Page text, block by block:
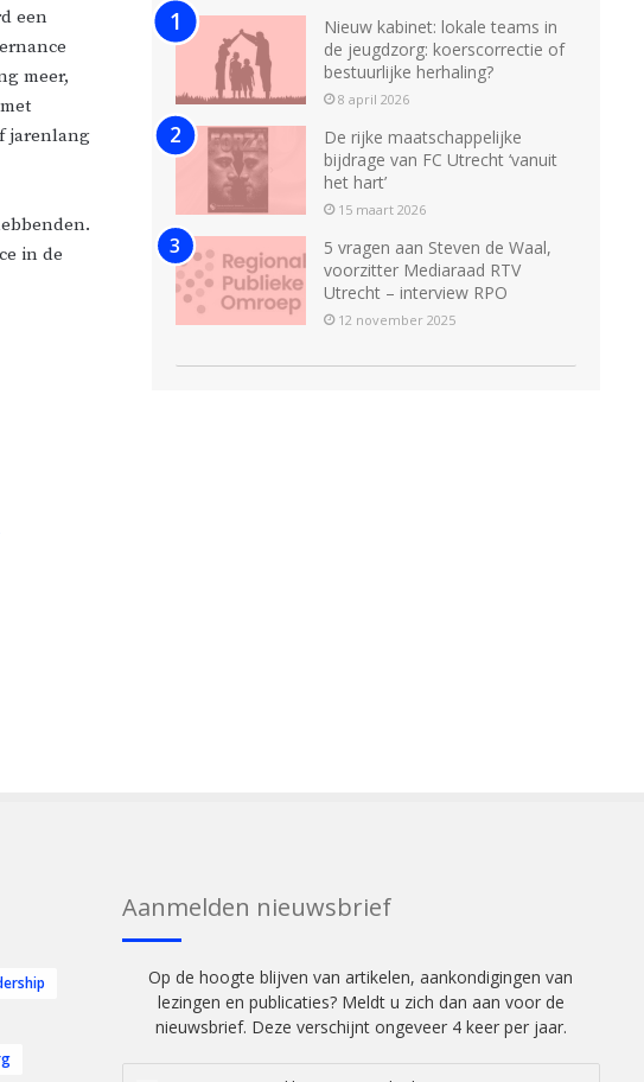
een
meer,
jarenlang
in de
Nieuw kabinet: lokale teams in
de jeugdzorg: koerscorrectie of
bestuurlijke herhaling?
8 april 2026
De rijke maatschappelijke
bijdrage van FC Utrecht ‘vanuit
het hart’
15 maart 2026
5 vragen aan Steven de Waal,
voorzitter Mediaraad RTV
Utrecht – interview RPO
12 november 2025
Aanmelden nieuwsbrief
Op de hoogte blijven van artikelen, aankondigingen van
lezingen en publicaties? Meldt u zich dan aan voor de
nieuwsbrief. Deze verschijnt ongeveer 4 keer per jaar.